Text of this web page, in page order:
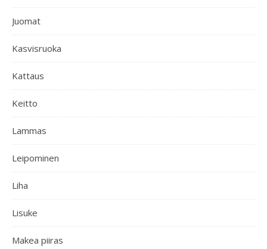
Juomat
Kasvisruoka
Kattaus
Keitto
Lammas
Leipominen
Liha
Lisuke
Makea piiras